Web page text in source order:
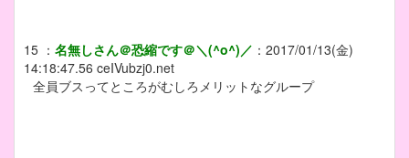
15 ： 名無しさん＠恐縮です＠＼(^o^)／ ： 2017/01/13(金)
14:18:47.56 ceIVubzj0.net
全員ブスってところがむしろメリットなグループ